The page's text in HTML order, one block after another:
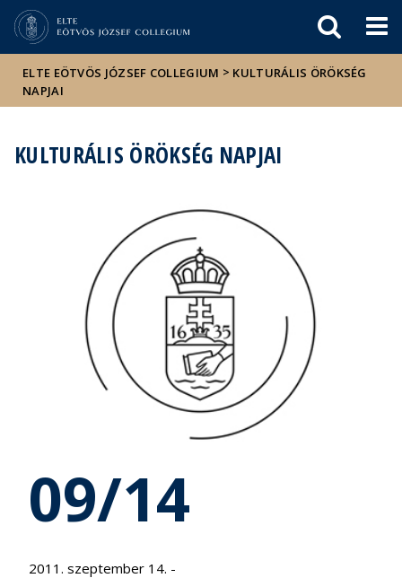
sajtóban
ELTE EÖTVÖS JÓZSEF COLLEGIUM > KULTURÁLIS ÖRÖKSÉG
NAPJAI
KULTURÁLIS ÖRÖKSÉG NAPJAI
09/14
2011. szeptember 14. -